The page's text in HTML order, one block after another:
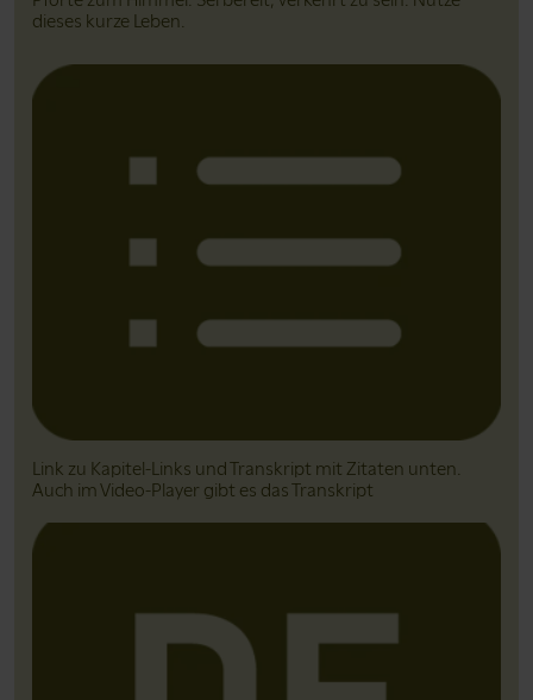
dieses kurze Leben.
Link zu Kapitel-Links und Transkript mit Zitaten unten.
Auch im Video-Player gibt es das Transkript